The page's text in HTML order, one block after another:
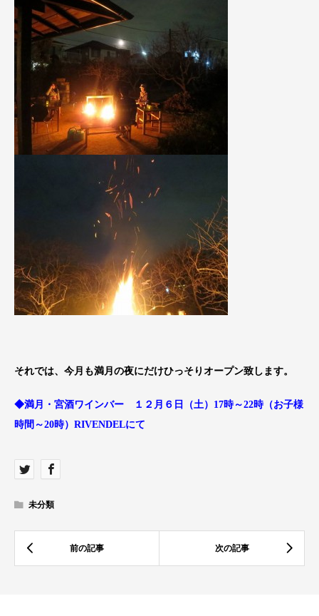
それでは、今月も満月の夜にだけひっそりオープン致します。
◆満月・宮酒ワインバー １２月６日（土）17時～22時（お子様
時間～20時）RIVENDELにて
未分類